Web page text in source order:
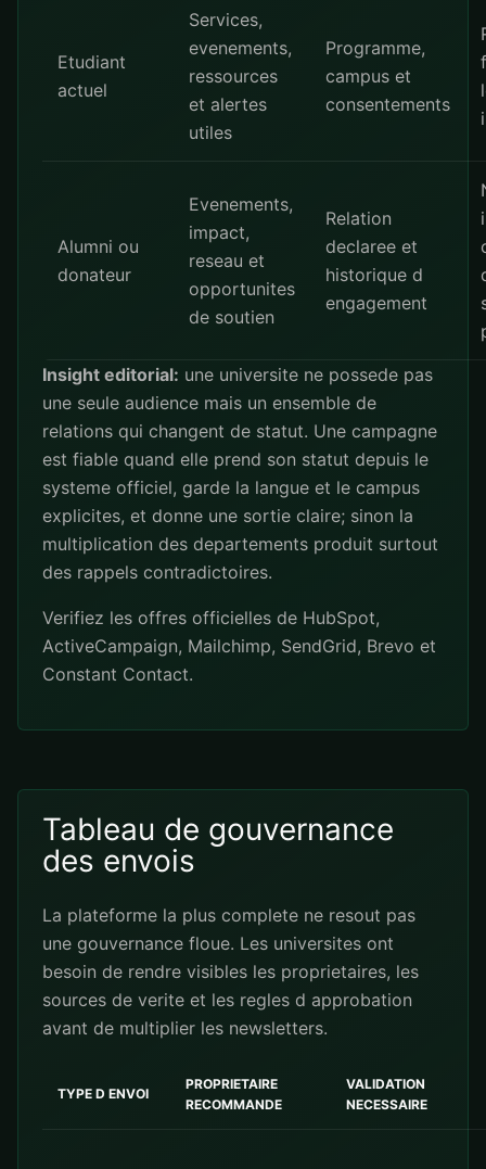
Etudiant
actuel
Services,
evenements,
ressources
et alertes
utiles
Programme,
campus et
consentements
Alumni ou
donateur
Evenements,
impact,
reseau et
opportunites
de soutien
Relation
declaree et
historique d
engagement
Insight editorial: une universite ne possede pas
une seule audience mais un ensemble de
relations qui changent de statut. Une campagne
est fiable quand elle prend son statut depuis le
systeme officiel, garde la langue et le campus
explicites, et donne une sortie claire; sinon la
multiplication des departements produit surtout
des rappels contradictoires.
Verifiez les offres officielles de HubSpot,
ActiveCampaign, Mailchimp, SendGrid, Brevo et
Constant Contact.
Tableau de gouvernance
des envois
La plateforme la plus complete ne resout pas
une gouvernance floue. Les universites ont
besoin de rendre visibles les proprietaires, les
sources de verite et les regles d approbation
avant de multiplier les newsletters.
TYPE D ENVOI
PROPRIETAIRE
RECOMMANDE
VALIDATION
NECESSAIRE